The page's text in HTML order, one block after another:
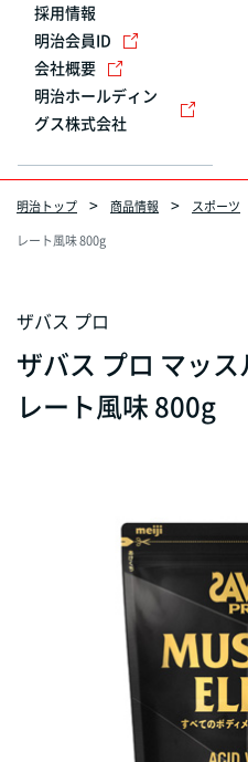
採用情報
明治会員ID
会社概要
明治ホールディン
グス株式会社
明治トップ 商品情報 スポーツ
レート風味 800g
ザバス プロ
ザバス プロ マッ
レート風味 800g